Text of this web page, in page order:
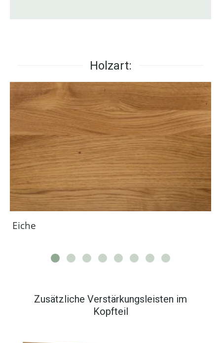
Holzart:
Eiche
Zusätzliche Verstärkungsleisten im
Kopfteil